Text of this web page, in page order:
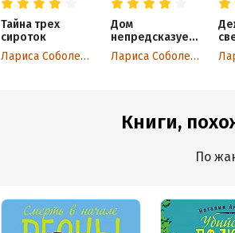
Тайна трех
сироток
Лариса Соболева
Дом
непредсказуем
ого счастья
Лариса Соболева
Книги,
По